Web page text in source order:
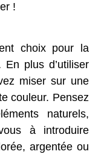
!
choix pour la
plus d’utiliser
miser sur une
couleur. Pensez
naturels,
à introduire
argentée ou